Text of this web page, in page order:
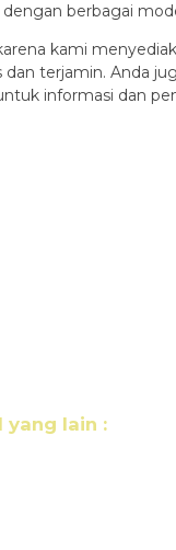
berbagai
kami
dan terjamin. Anda
informasi dan
yang lain :